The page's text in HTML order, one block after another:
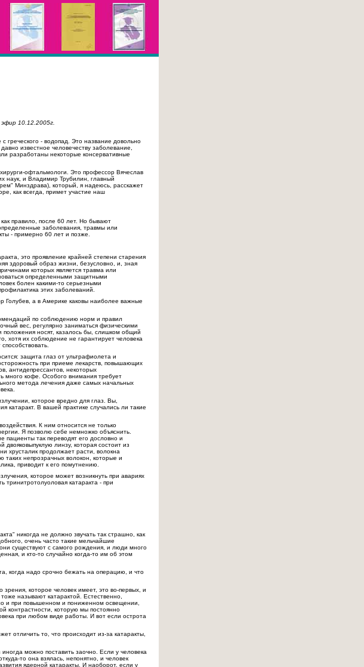
10.12.2005г.
греческого - водопад. Это название довольно
известное человечеству заболевание,
разработаны некоторые консервативные
хирурги-офтальмологи. Это профессор Вячеслав
наук, и Владимир Трубилин, главный
Минздрава), который, я надеюсь, расскажет
как всегда, примет участие наш
правило, после 60 лет. Но бывают
заболевания, травмы или
- примерно 60 лет и позже.
это проявление крайней степени старения
здоровый образ жизни, безусловно, и, зная
которых является травма или
определенными защитными
болен какими-то серьезными
этих заболеваний.
Голубев, а в Америке каковы наиболее важные
по соблюдению норм и правил
вес, регулярно заниматься физическими
положения носят, казалось бы, слишком общий
хотя их соблюдение не гарантирует человека
защита глаз от ультрафиолета и
при приеме лекарств, повышающих
антидепрессантов, некоторых
много кофе. Особого внимания требует
метода лечения даже самых начальных
которое вредно для глаз. Вы,
катаракт. В вашей практике случались ли такие
К ним относится не только
Я позволю себе немножко объяснить.
пациенты так переводят его дословно и
линзу, которая состоит из
хрусталик продолжает расти, волокна
таких непрозрачных волокон, которые и
приводит к его помутнению.
которое может возникнуть при авариях
катаракта - при
никогда не должно звучать так страшно, как
очень часто такие мельчайшие
существуют с самого рождения, и люди много
и кто-то случайно когда-то им об этом
когда надо срочно бежать на операцию, и что
которое человек имеет, это во-первых, и
называют катарактой. Естественно,
и при повышенном и пониженном освещении,
контрастности, которую мы постоянно
при любом виде работы. И вот если острота
отличить то, что происходит из-за катаракты,
можно поставить заочно. Если у человека
то она взялась, непонятно, и человек
ядерной катаракты. И наоборот, если у